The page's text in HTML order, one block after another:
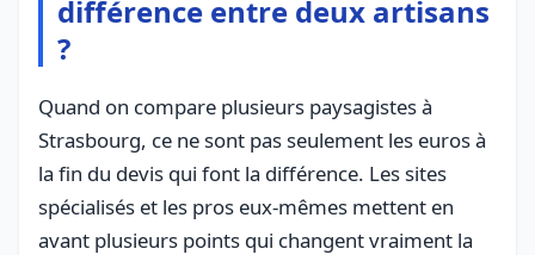
différence entre deux artisans
?
Quand on compare plusieurs paysagistes à
Strasbourg, ce ne sont pas seulement les euros à
la fin du devis qui font la différence. Les sites
spécialisés et les pros eux-mêmes mettent en
avant plusieurs points qui changent vraiment la